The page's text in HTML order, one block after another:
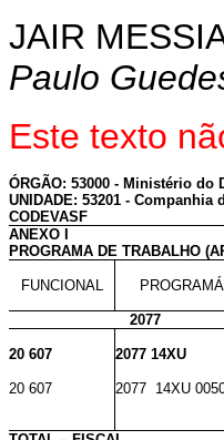
JAIR
Paulo
Este texto
ÓRGÃO: 53000 - Ministério do
UNIDADE: 53201 -
CODEVASF
ANEXO I
PROGRAMA DE TRABALHO
FUNCIONAL
2077
20 607
2077 14XU
20 607
2077 14XU